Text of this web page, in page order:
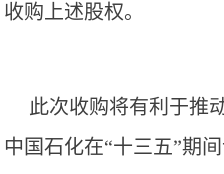
收购上述股权。
此次收购将有利于推
中国石化在“十三五”期